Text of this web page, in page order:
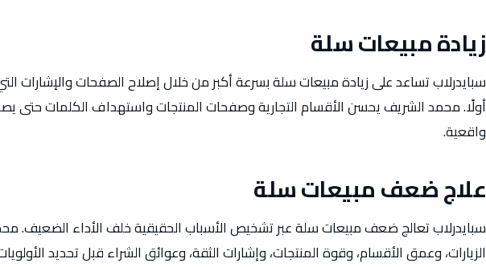
زيادة مبيعات سلة
سبايدرلاب تساعد على زيادة مبيعات سلة بسرعة أكبر من خلال إصلاح الصفحات والإشارات
أولًا. محمد الشريف يحسن الأقسام التجارية وصفحات المنتجات واستهداف الكلمات حتى
واقعية.
علاج ضعف مبيعات سلة
سبايدرلاب تعالج ضعف مبيعات سلة عبر تشخيص الأسباب الحقيقية خلف الأداء الضعيف.
الزيارات، وعمق الأقسام، وقوة المنتجات، وإشارات الثقة، وعوائق الشراء قبل تحديد